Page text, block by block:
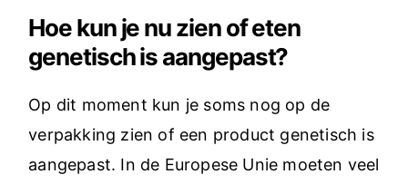
Hoe kun je nu zien of eten
genetisch is aangepast?
Op dit moment kun je soms nog op de
verpakking zien of een product genetisch is
aangepast. In de Europese Unie moeten veel